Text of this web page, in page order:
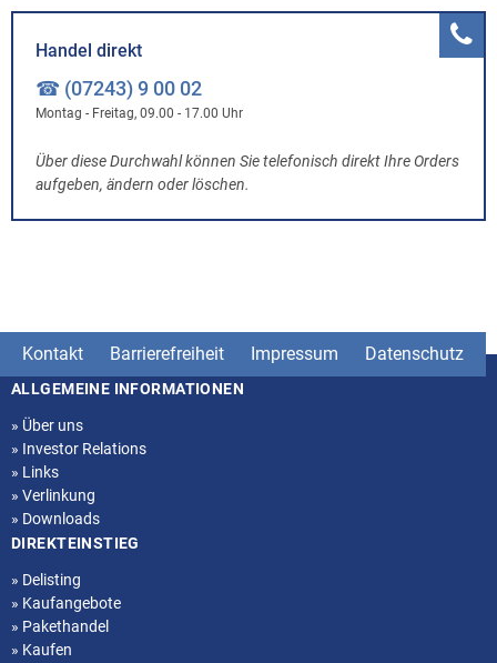
Handel direkt
☎ (07243) 9 00 02
Montag - Freitag, 09.00 - 17.00 Uhr
Über diese Durchwahl können Sie telefonisch direkt Ihre Orders
aufgeben, ändern oder löschen.
Kontakt Barrierefreiheit Impressum Datenschutz
Seitenstruktur
ALLGEMEINE INFORMATIONEN
» Über uns
» Investor Relations
» Links
» Verlinkung
» Downloads
DIREKTEINSTIEG
» Delisting
» Kaufangebote
» Pakethandel
» Kaufen